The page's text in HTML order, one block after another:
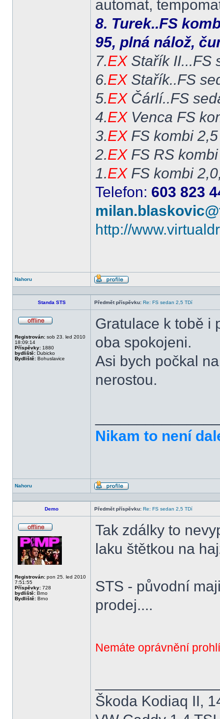
automat,
8. Turek..FS
95, plná nálož,
7.EXStařík II...FS
6.EXStařík..FS
5.EXČárlí..FS
4.EXVenca FS
3.EXFS kombi
2.EXFS RS
1.EXFS kombi
Telefon: 603 823
http://
Nahoru
Profil
Standa STS Předmět příspěvku: Re: FS sedan 2,5 TDí
Registrován: sob 23. led 2010
18:09:14
Příspěvky: 1880
bydliště: Dubicko
Bydliště: Bohuslavice
Gratulace k tobě i
oba spokojeni.
Asi bych počkal
nerostou.
Nikam to není
Nahoru
Profil
Demo Předmět příspěvku: Re: FS sedan 2,5 TDí
Registrován: pon 25. led 2010
7:51:55
Příspěvky: 728
bydliště: Brno
Bydliště: Brno
Tak zdálky to
laku štětkou na
STS - původní
prodej....
Nemáte oprávnění
Škoda Kodiaq II,